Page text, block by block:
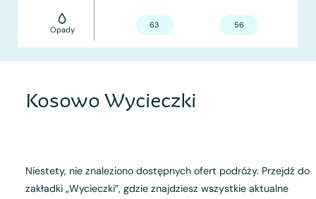
Opady
63 56
Kosowo Wycieczki
Niestety, nie znaleziono dostępnych ofert podróży. Przejdź do
zakładki „Wycieczki”, gdzie znajdziesz wszystkie aktualne